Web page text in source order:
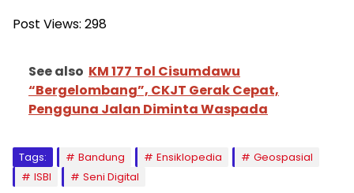
Post Views: 298
See also KM 177 Tol Cisumdawu
“Bergelombang”, CKJT Gerak Cepat,
Pengguna Jalan Diminta Waspada
Tags: Bandung Ensiklopedia
Geospasial
ISBI
Seni Digital